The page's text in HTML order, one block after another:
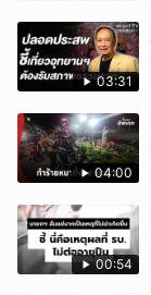
03:31
04:00
00:54